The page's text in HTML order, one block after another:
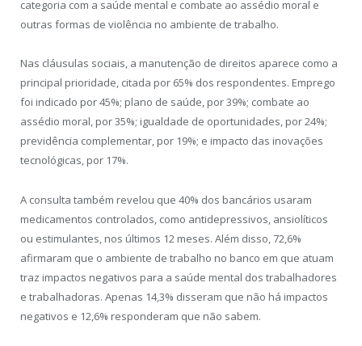
categoria com a saúde mental e combate ao assédio moral e
outras formas de violência no ambiente de trabalho.
Nas cláusulas sociais, a manutenção de direitos aparece como a
principal prioridade, citada por 65% dos respondentes. Emprego
foi indicado por 45%; plano de saúde, por 39%; combate ao
assédio moral, por 35%; igualdade de oportunidades, por 24%;
previdência complementar, por 19%; e impacto das inovações
tecnológicas, por 17%.
A consulta também revelou que 40% dos bancários usaram
medicamentos controlados, como antidepressivos, ansiolíticos
ou estimulantes, nos últimos 12 meses. Além disso, 72,6%
afirmaram que o ambiente de trabalho no banco em que atuam
traz impactos negativos para a saúde mental dos trabalhadores
e trabalhadoras. Apenas 14,3% disseram que não há impactos
negativos e 12,6% responderam que não sabem.